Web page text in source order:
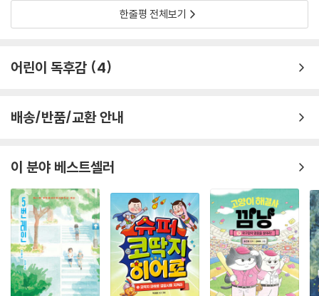
한줄평 전체보기
어린이 독후감 4
배송/반품/교환 안내
이 분야 베스트셀러